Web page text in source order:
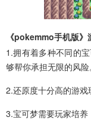
《pokemmo手机版》
1.拥有着多种不同的
够帮你承担无限的风险。
2.还原度十分高的游戏
3.宝可梦需要玩家培养